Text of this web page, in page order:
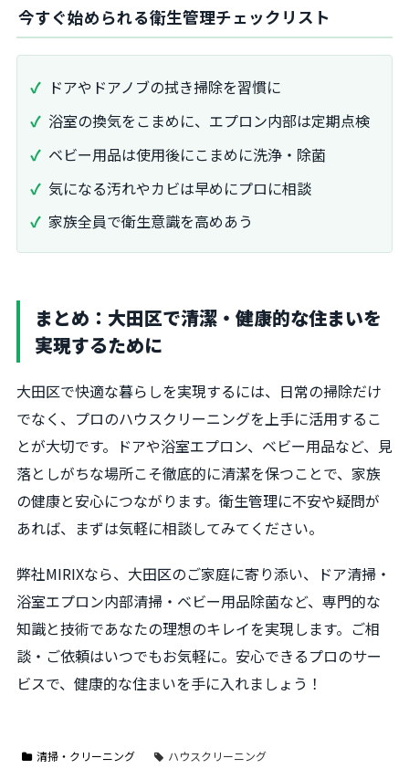
今すぐ始められる衛生管理チェックリスト
ドアやドアノブの拭き掃除を習慣に
浴室の換気をこまめに、エプロン内部は定期点検
ベビー用品は使用後にこまめに洗浄・除菌
気になる汚れやカビは早めにプロに相談
家族全員で衛生意識を高めあう
まとめ：大田区で清潔・健康的な住まいを
実現するために
大田区で快適な暮らしを実現するには、日常の掃除だけ
でなく、プロのハウスクリーニングを上手に活用するこ
とが大切です。ドアや浴室エプロン、ベビー用品など、見
落としがちな場所こそ徹底的に清潔を保つことで、家族
の健康と安心につながります。衛生管理に不安や疑問が
あれば、まずは気軽に相談してみてください。
弊社MIRIXなら、大田区のご家庭に寄り添い、ドア清掃・
浴室エプロン内部清掃・ベビー用品除菌など、専門的な
知識と技術であなたの理想のキレイを実現します。ご相
談・ご依頼はいつでもお気軽に。安心できるプロのサー
ビスで、健康的な住まいを手に入れましょう！
清掃・クリーニング ハウスクリーニング